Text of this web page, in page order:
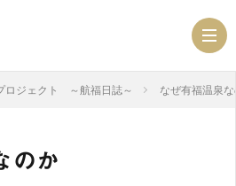
ロジェクト ～航福日誌～ なぜ有福温泉
のか